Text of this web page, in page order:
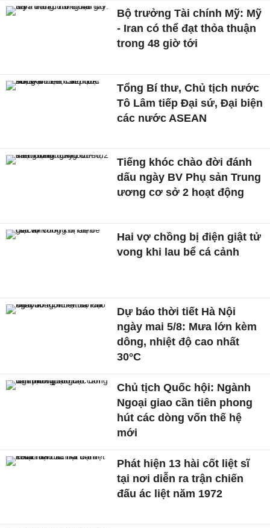
Bộ trưởng Tài chính Mỹ: Mỹ
- Iran có thể đạt thỏa thuận
trong 48 giờ tới
Tổng Bí thư, Chủ tịch nước
Tô Lâm tiếp Đại sứ, Đại biện
các nước ASEAN
Tiếng khóc chào đời đánh
dấu ngày BV Phụ sản Trung
ương cơ sở 2 hoạt động
Hai vợ chồng bị điện giật tử
vong khi lau bể cá cảnh
Dự báo thời tiết Hà Nội
ngày mai 5/8: Mưa lớn kèm
dông, nhiệt độ cao nhất
30°C
Chủ tịch Quốc hội: Ngành
Ngoại giao cần tiên phong
hút các dòng vốn thế hệ
mới
Phát hiện 13 hài cốt liệt sĩ
tại nơi diễn ra trận chiến
đấu ác liệt năm 1972